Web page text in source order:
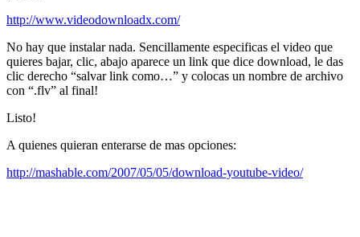
http://www.videodownloadx.com/
No hay que instalar nada. Sencillamente especificas el video que
quieres bajar, clic, abajo aparece un link que dice download, le das
clic derecho “salvar link como…” y colocas un nombre de archivo
con “.flv” al final!
Listo!
A quienes quieran enterarse de mas opciones:
http://mashable.com/2007/05/05/download-youtube-video/